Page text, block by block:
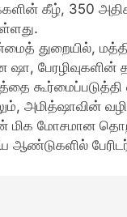
கீழ், 350
துறையில்,
கூர்மைப்படுத்தி
அமித்ஷாவின்
மோசமான